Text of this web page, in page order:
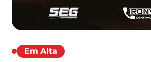
Em Alta